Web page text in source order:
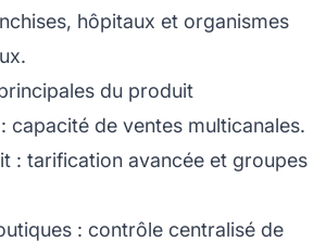
hôpitaux et organismes
du produit
capacité de ventes multicanales.
: tarification avancée et groupes
: contrôle centralisé de